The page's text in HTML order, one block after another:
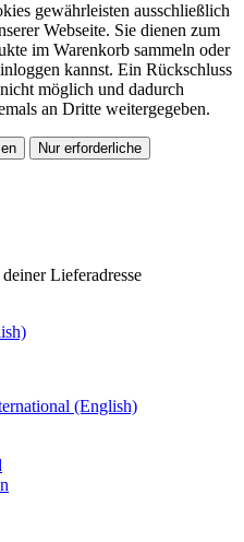
gewährleisten ausschließlich
Webseite. Sie dienen zum
im Warenkorb sammeln oder
kannst. Ein Rückschluss
möglich und dadurch
an Dritte weitergegeben.
Nur erforderliche
Lieferadresse
(English)